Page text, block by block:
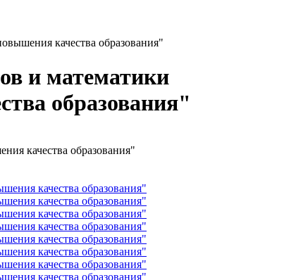
качества образования"
и математики
образования"
качества образования"